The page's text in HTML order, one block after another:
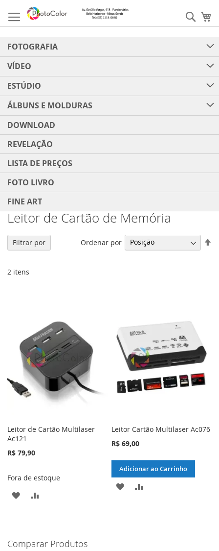
para
o
FOTOGRAFIA
VÍDEO
ESTÚDIO
ÁLBUNS E MOLDURAS
DOWNLOAD
REVELAÇÃO
LISTA DE PREÇOS
FOTO LIVRO
FINE ART
Leitor de Cartão de Memória
2 itens
Ordenar por
Leitor de Cartão Multilaser
Ac121
R$ 79,90
Fora de estoque
ADICIONAR
DE
Leitor Cartão Multilaser Ac076
R$ 69,00
Adicionar ao Carrinho
ADICIONAR
Filtrar por
Comparar Produtos